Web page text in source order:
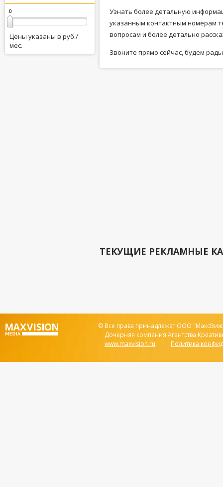
0
0
Цены указаны в руб./
мес.
Узнать более детальную
указанным контактным номерам
вопросам и более детально
Звоните прямо сейчас, будем
ТЕКУЩИЕ РЕКЛАМНЫЕ
© Все права принадлежат ООО
Дочерняя компания Агентства
www.maxvision.ru | Политика